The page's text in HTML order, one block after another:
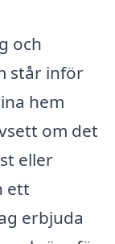
och
står inför
hem
om det
eller
ett
erbjuda